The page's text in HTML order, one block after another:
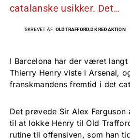
catalanske usikker. Det…
SKREVET AF OLDTRAFFORD.DK REDAKTION
I Barcelona har der været
Thierry Henry viste i Arsenal,
franskmandens fremtid i det
Det prøvede Sir Alex
til at lokke Henry til Old
rutine til offensiven, som han